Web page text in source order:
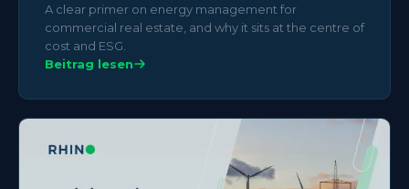
A clear primer on energy management for
commercial real estate, and why it sits at the centre of
cost and ESG.
Beitrag lesen